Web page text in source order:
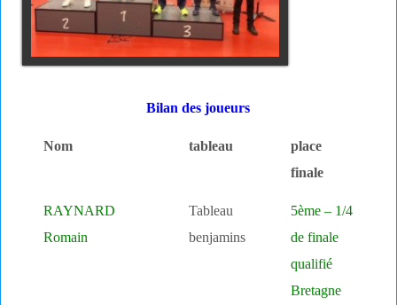
Bilan des joueurs
Nom tableau
place
finale
RAYNARD
Romain
Tableau
benjamins
5ème – 1/4
de finale
qualifié
Bretagne